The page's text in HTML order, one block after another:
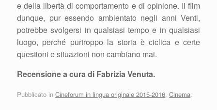
e della libertà di comportamento e di opinione. Il film
dunque, pur essendo ambientato negli anni Venti,
potrebbe svolgersi in qualsiasi tempo e in qualsiasi
luogo, perché purtroppo la storia è ciclica e certe
questioni e situazioni non cambiano mai.
Recensione a cura di Fabrizia Venuta.
Pubblicato in Cineforum in lingua originale 2015-2016, Cinema.